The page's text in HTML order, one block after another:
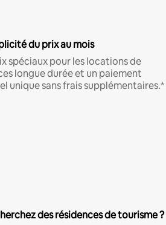
du prix au mois
spéciaux pour les locations de
longue durée et un paiement
unique sans frais supplémentaires.*
des résidences de tourisme ?